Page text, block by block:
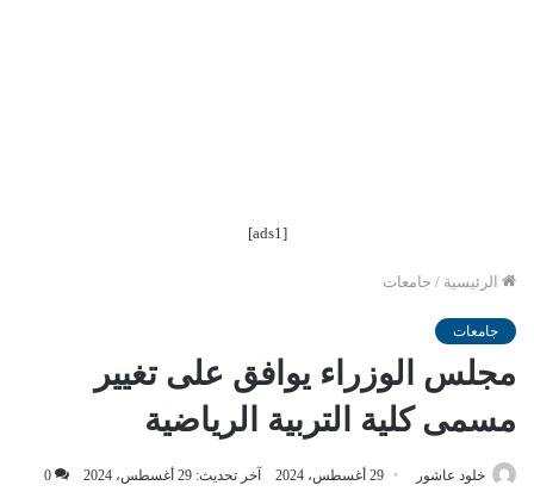
[ads1]
الرئيسية / جامعات
جامعات
مجلس الوزراء يوافق على تغيير
مسمى كلية التربية الرياضية
خلود عاشور 29 أغسطس، 2024 آخر تحديث: 29 أغسطس، 2024 0